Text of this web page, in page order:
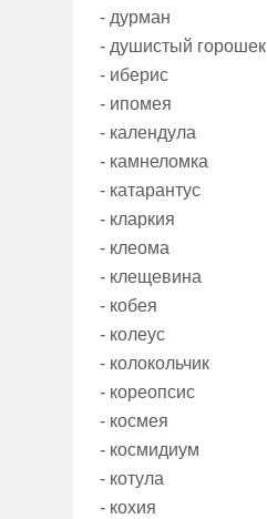
- дурман
- душистый горошек
- иберис
- ипомея
- календула
- камнеломка
- катарантус
- кларкия
- клеома
- клещевина
- кобея
- колеус
- колокольчик
- кореопсис
- космея
- космидиум
- котула
- кохия